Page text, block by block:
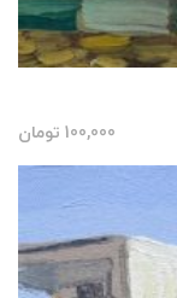
100,000 تومان